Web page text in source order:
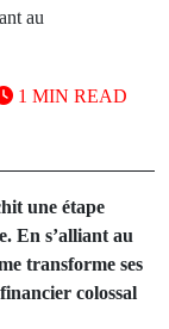
au
1 MIN READ
une étape
En s’alliant au
transforme ses
colossal